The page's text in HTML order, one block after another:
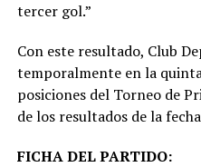
tercer gol.”
Con este resultado, Club
temporalmente en la
posiciones del Torneo de
de los resultados de la
FICHA DEL PARTIDO: